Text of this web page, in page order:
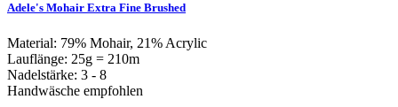
Adele's Mohair Extra Fine Brushed
Material: 79% Mohair, 21% Acrylic
Lauflänge: 25g = 210m
Nadelstärke: 3 - 8
Handwäsche empfohlen